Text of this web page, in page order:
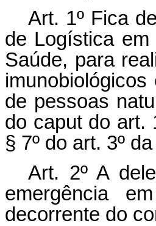
Art. 1º Fica
de Logística
Saúde, para
de pessoas
do caput do art.
§ 7º do art. 3º
Art. 2º A
emergência
decorrente do